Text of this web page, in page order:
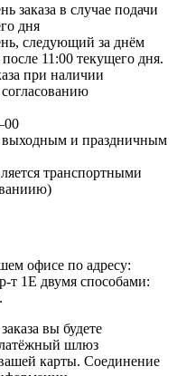
заказа в случае подачи
дня
следующий за днём
после 11:00 текущего дня.
при наличии
выходным и праздничным
транспортными
офисе по адресу:
т 1Е двумя способами:
вы будете
шлюз
карты. Соединение